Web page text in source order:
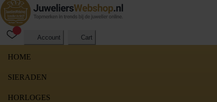
Account Cart
HOME
SIERADEN
HORLOGES